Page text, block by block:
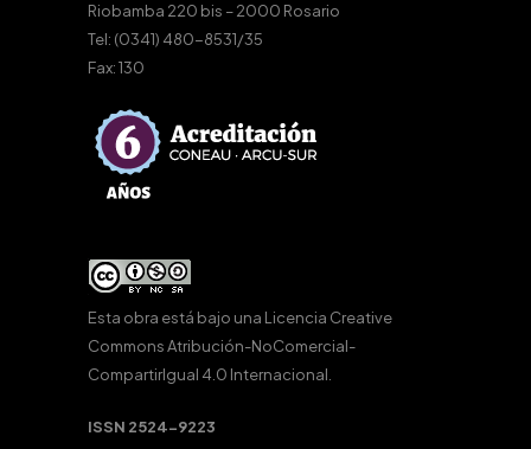
Riobamba 220 bis – 2000 Rosario
Tel: (0341) 480-8531/35
Fax: 130
Esta obra está bajo una Licencia Creative
Commons Atribución-NoComercial-
CompartirIgual 4.0 Internacional.
ISSN 2524-9223